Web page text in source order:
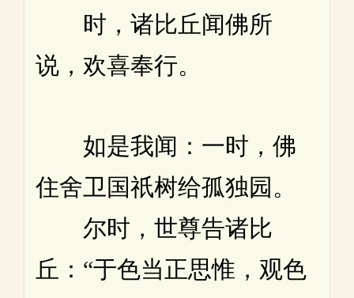
时，诸比丘闻佛所
说，欢喜奉行。
如是我闻：一时，佛
住舍卫国祇树给孤独园。
尔时，世尊告诸比
丘：“于色当正思惟，观色